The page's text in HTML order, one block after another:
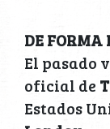
DE
El pasado
oficial de
Estados